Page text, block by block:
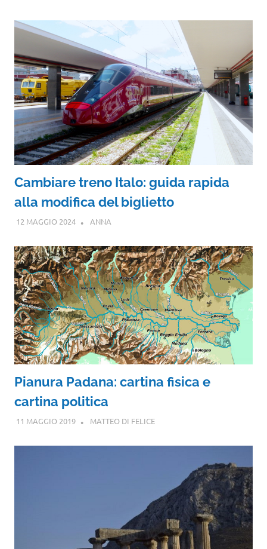
Cambiare treno Italo: guida rapida
alla modifica del biglietto
12 MAGGIO 2024 ANNA
Pianura Padana: cartina fisica e
cartina politica
11 MAGGIO 2019 MATTEO DI FELICE